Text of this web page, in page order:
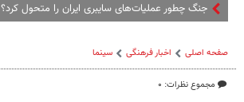
جنگ چطور عملیات‌های سایبری ایران را متحول کرد؟
صفحه اصلی اخبار فرهنگی سینما
مجموع نظرات: ۰